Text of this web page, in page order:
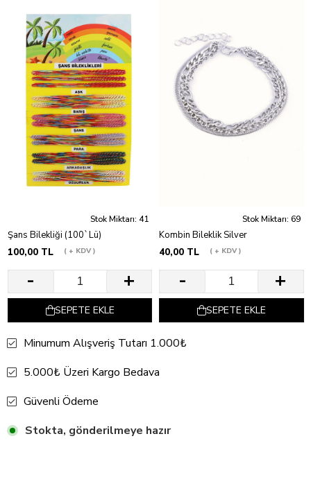
Stok Miktarı: 41
Şans Bilekliği (100`Lü)
100,00 TL
+ KDV
SEPETE EKLE
Stok Miktarı: 69
Kombin Bileklik Silver
40,00 TL
+ KDV
SEPETE EKLE
Minumum Alışveriş Tutarı 1.000₺
5.000₺ Üzeri Kargo Bedava
Güvenli Ödeme
Stokta, gönderilmeye hazır